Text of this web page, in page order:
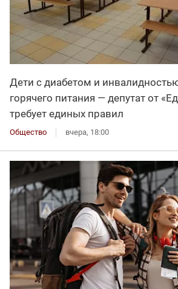
Дети с диабетом и
горячего питания — депутат от
требует единых правил
Общество вчера, 18:00